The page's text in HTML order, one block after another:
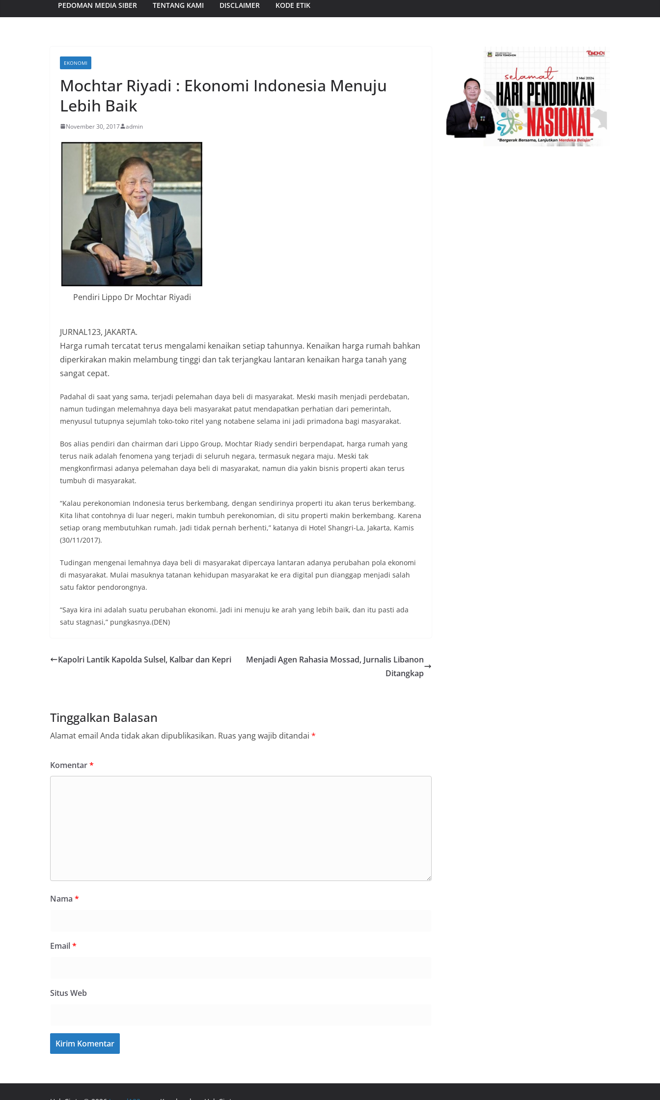
PEDOMAN MEDIA SIBER TENTANG KAMI DISCLAIMER KODE ETIK
EKONOMI
Mochtar Riyadi : Ekonomi Indonesia Menuju
Lebih Baik
November 30, 2017 admin
Pendiri Lippo Dr Mochtar Riyadi
JURNAL123, JAKARTA.
Harga rumah tercatat terus mengalami kenaikan setiap tahunnya. Kenaikan harga rumah bahkan
diperkirakan makin melambung tinggi dan tak terjangkau lantaran kenaikan harga tanah yang
sangat cepat.
Padahal di saat yang sama, terjadi pelemahan daya beli di masyarakat. Meski masih menjadi perdebatan,
namun tudingan melemahnya daya beli masyarakat patut mendapatkan perhatian dari pemerintah,
menyusul tutupnya sejumlah toko-toko ritel yang notabene selama ini jadi primadona bagi masyarakat.
Bos alias pendiri dan chairman dari Lippo Group, Mochtar Riady sendiri berpendapat, harga rumah yang
terus naik adalah fenomena yang terjadi di seluruh negara, termasuk negara maju. Meski tak
mengkonfirmasi adanya pelemahan daya beli di masyarakat, namun dia yakin bisnis properti akan terus
tumbuh di masyarakat.
“Kalau perekonomian Indonesia terus berkembang, dengan sendirinya properti itu akan terus berkembang.
Kita lihat contohnya di luar negeri, makin tumbuh perekonomian, di situ properti makin berkembang. Karena
setiap orang membutuhkan rumah. Jadi tidak pernah berhenti,” katanya di Hotel Shangri-La, Jakarta, Kamis
(30/11/2017).
Tudingan mengenai lemahnya daya beli di masyarakat dipercaya lantaran adanya perubahan pola ekonomi
di masyarakat. Mulai masuknya tatanan kehidupan masyarakat ke era digital pun dianggap menjadi salah
satu faktor pendorongnya.
“Saya kira ini adalah suatu perubahan ekonomi. Jadi ini menuju ke arah yang lebih baik, dan itu pasti ada
satu stagnasi,” pungkasnya.(DEN)
Kapolri Lantik Kapolda Sulsel, Kalbar dan Kepri
Menjadi Agen Rahasia Mossad, Jurnalis Libanon
Ditangkap
Tinggalkan Balasan
Alamat email Anda tidak akan dipublikasikan. Ruas yang wajib ditandai *
Komentar*
Nama *
Email*
Situs Web